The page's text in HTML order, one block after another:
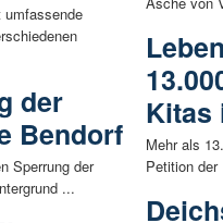
umfassende
der
Bendorf
Sperrung der
...
Kitas
Mehr als
Petition